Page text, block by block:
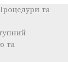
та
та